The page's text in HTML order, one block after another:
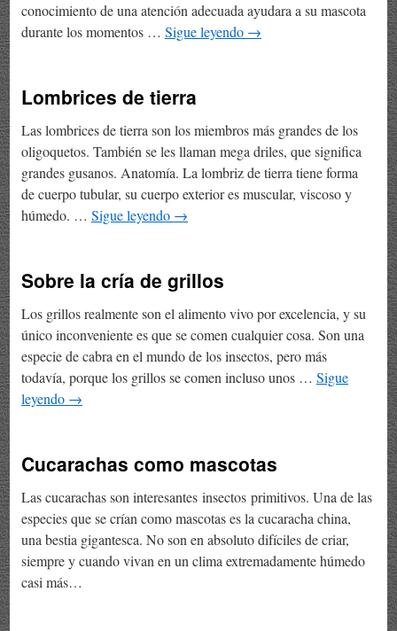
conocimiento de una atención adecuada ayudara a su mascota
durante los momentos … Sigue leyendo →
Lombrices de tierra
Las lombrices de tierra son los miembros más grandes de los
oligoquetos. También se les llaman mega driles, que significa
grandes gusanos. Anatomía. La lombriz de tierra tiene forma
de cuerpo tubular, su cuerpo exterior es muscular, viscoso y
húmedo. … Sigue leyendo →
Sobre la cría de grillos
Los grillos realmente son el alimento vivo por excelencia, y su
único inconveniente es que se comen cualquier cosa. Son una
especie de cabra en el mundo de los insectos, pero más
todavía, porque los grillos se comen incluso unos … Sigue
leyendo →
Cucarachas como mascotas
Las cucarachas son interesantes insectos primitivos. Una de las
especies que se crían como mascotas es la cucaracha china,
una bestia gigantesca. No son en absoluto difíciles de criar,
siempre y cuando vivan en un clima extremadamente húmedo
casi más…